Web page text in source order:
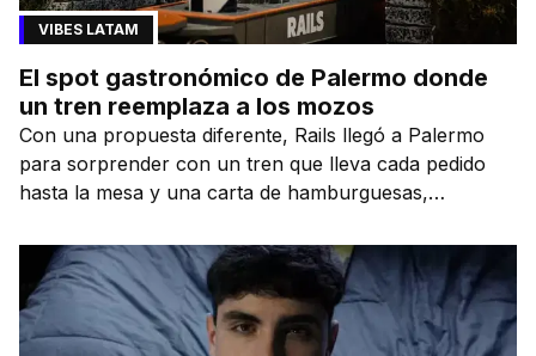
VIBES LATAM
El spot gastronómico de Palermo donde
un tren reemplaza a los mozos
Con una propuesta diferente, Rails llegó a Palermo
para sorprender con un tren que lleva cada pedido
hasta la mesa y una carta de hamburguesas,